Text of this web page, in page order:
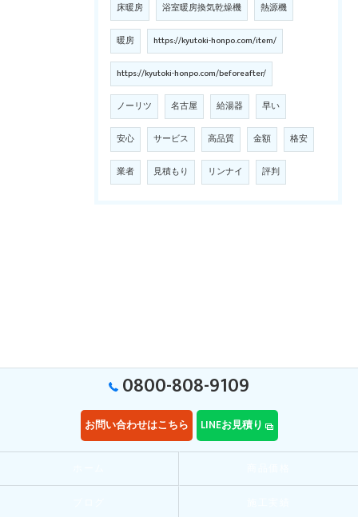
床暖房 浴室暖房換気乾燥機 熱源機
暖房 https://kyutoki-honpo.com/item/
https://kyutoki-honpo.com/beforeafter/
ノーリツ 名古屋 給湯器 早い
安心 サービス 高品質 金額 格安
業者 見積もり リンナイ 評判
0800-808-9109
お問い合わせはこちら LINEお見積り